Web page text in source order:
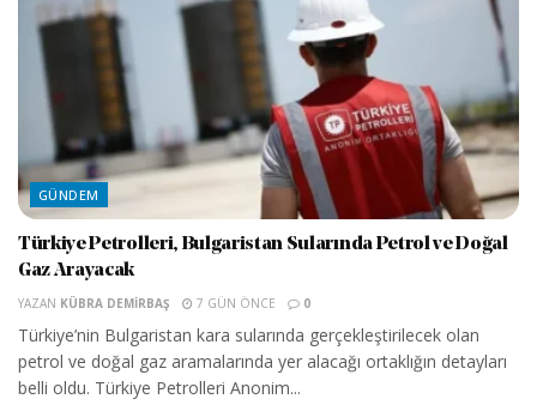
GÜNDEM
Türkiye Petrolleri, Bulgaristan Sularında Petrol ve Doğal
Gaz Arayacak
YAZAN KÜBRA DEMIRBAŞ 7 GÜN ÖNCE 0
Türkiye’nin Bulgaristan kara sularında gerçekleştirilecek olan
petrol ve doğal gaz aramalarında yer alacağı ortaklığın detayları
belli oldu. Türkiye Petrolleri Anonim...